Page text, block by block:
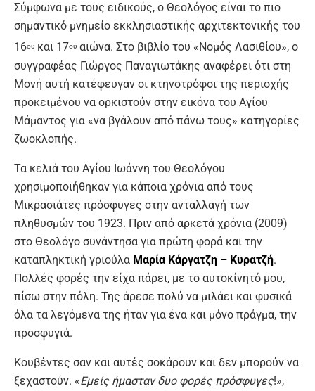
Σύμφωνα με τους ειδικούς, ο Θεολόγος είναι το πιο
σημαντικό μνημείο εκκλησιαστικής αρχιτεκτονικής του
16ου και 17ου αιώνα. Στο βιβλίο του «Νομός Λασιθίου», ο
συγγραφέας Γιώργος Παναγιωτάκης αναφέρει ότι στη
Μονή αυτή κατέφευγαν οι κτηνοτρόφοι της περιοχής
προκειμένου να ορκιστούν στην εικόνα του Αγίου
Μάμαντος για «να βγάλουν από πάνω τους» κατηγορίες
ζωοκλοπής.
Τα κελιά του Αγίου Ιωάννη του Θεολόγου
χρησιμοποιήθηκαν για κάποια χρόνια από τους
Μικρασιάτες πρόσφυγες στην ανταλλαγή των
πληθυσμών του 1923. Πριν από αρκετά χρόνια (2009)
στο Θεολόγο συνάντησα για πρώτη φορά και την
καταπληκτική γριούλα Μαρία Κάργατζη – Κυρατζή.
Πολλές φορές την είχα πάρει, με το αυτοκίνητό μου,
πίσω στην πόλη. Της άρεσε πολύ να μιλάει και φυσικά
όλα τα λεγόμενα της ήταν για ένα και μόνο πράγμα, την
προσφυγιά.
Κουβέντες σαν και αυτές σοκάρουν και δεν μπορούν να
ξεχαστούν. «Εμείς ήμασταν δυο φορές πρόσφυγες!»,